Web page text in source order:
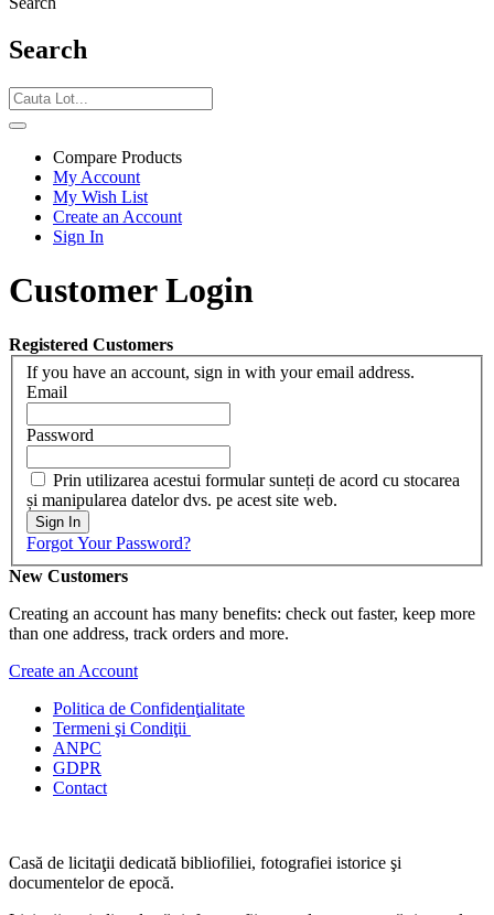
Search
Compare Products
My Account
My Wish List
Create an Account
Sign In
Customer Login
Registered Customers
If you have an account, sign in with your email address.
Email
Password
Prin utilizarea acestui formular sunteți de acord cu stocarea
și manipularea datelor dvs. pe acest site web.
Sign In
Forgot Your Password?
New Customers
Creating an account has many benefits: check out faster, keep more
than one address, track orders and more.
Create an Account
Politica de Confidenţialitate
Termeni şi Condiţii
ANPC
GDPR
Contact
Casă de licitaţii dedicată bibliofiliei, fotografiei istorice şi
documentelor de epocă.